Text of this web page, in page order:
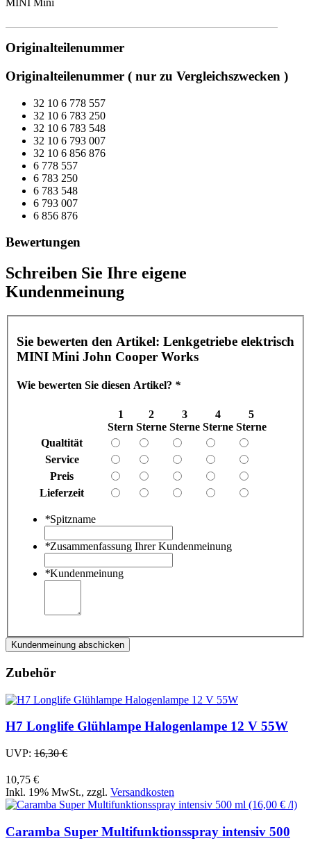
Originalteilenummer
Originalteilenummer ( nur zu Vergleichszwecken )
32 10 6 778 557
32 10 6 783 250
32 10 6 783 548
32 10 6 793 007
32 10 6 856 876
6 778 557
6 783 250
6 783 548
6 793 007
6 856 876
Bewertungen
Schreiben Sie Ihre eigene
Kundenmeinung
Sie bewerten den Artikel: Lenkgetriebe elektrisch
MINI Mini John Cooper Works
Wie bewerten Sie diesen Artikel? *
1
Stern
2
Sterne
3
Sterne
4
Sterne
5
Sterne
Qualtität
Service
Preis
Lieferzeit
*Spitzname
*Zusammenfassung Ihrer Kundenmeinung
*Kundenmeinung
Kundenmeinung abschicken
Zubehör
H7 Longlife Glühlampe Halogenlampe 12 V 55W
UVP: 16,30 €
10,75 €
Inkl. 19% MwSt., zzgl. Versandkosten
Caramba Super Multifunktionsspray intensiv 500